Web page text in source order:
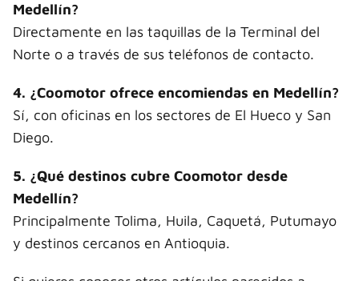
Medellín?
Directamente en las taquillas de la Terminal del
Norte o a través de sus teléfonos de contacto.
4. ¿Coomotor ofrece encomiendas en Medellín?
Sí, con oficinas en los sectores de El Hueco y San
Diego.
5. ¿Qué destinos cubre Coomotor desde
Medellín?
Principalmente Tolima, Huila, Caquetá, Putumayo
y destinos cercanos en Antioquia.